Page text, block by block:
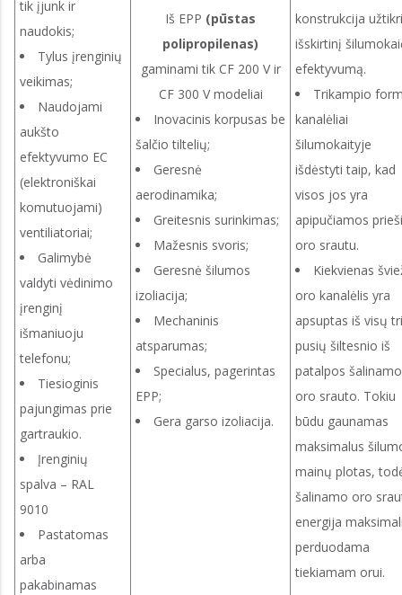
tik įjunk ir
naudokis;
Tylus įrenginių
veikimas;
Naudojami
aukšto
efektyvumo EC
(elektroniškai
komutuojami)
ventiliatoriai;
Galimybė
valdyti vėdinimo
įrenginį
išmaniuoju
telefonu;
Tiesioginis
pajungimas prie
gartraukio.
Įrenginių
spalva – RAL
9010
Pastatomas
arba
pakabinamas
Iš EPP (pūstas
polipropilenas)
gaminami tik CF 200 V ir
CF 300 V modeliai
Inovacinis korpusas be
šalčio tiltelių;
Geresnė
aerodinamika;
Greitesnis surinkimas;
Mažesnis svoris;
Geresnė šilumos
izoliacija;
Mechaninis
atsparumas;
Specialus, pagerintas
EPP;
Gera garso izoliacija.
konstrukcija
išskirtinį
efektyvumą.
Trikampio
kanalėliai
šilumokaityje
išdėstyti taip, kad
visos jos yra
apipučiamos
oro srautu.
Kiekvienas
oro kanalėlis yra
apsuptas iš visų
pusių šiltesnio iš
patalpos šalinamo
oro srauto. Tokiu
būdu gaunamas
maksimalus
mainų plotas,
šalinamo oro
energija
perduodama
tiekiamam orui.